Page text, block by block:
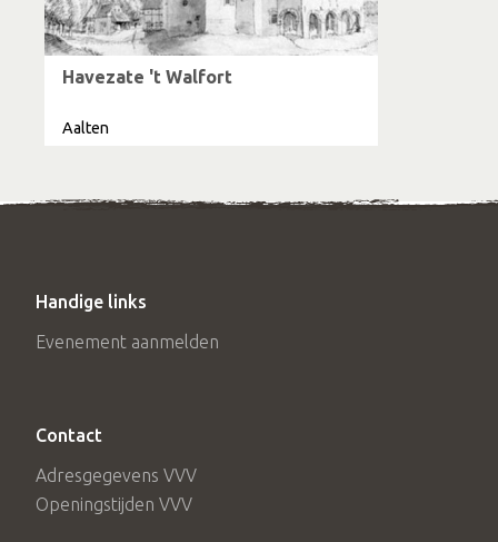
Havezate 't Walfort
Aalten
Handige links
Evenement aanmelden
Contact
Adresgegevens VVV
Openingstijden VVV